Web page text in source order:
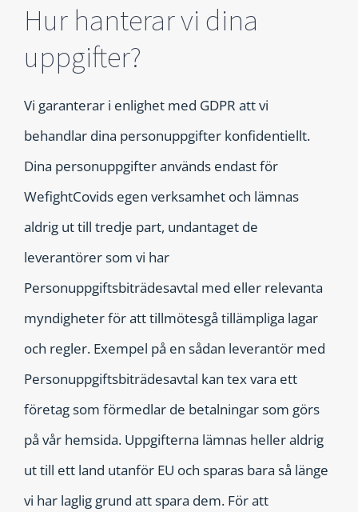
Hur hanterar vi dina
uppgifter?
Vi garanterar i enlighet med GDPR att vi
behandlar dina personuppgifter konfidentiellt.
Dina personuppgifter används endast för
WefightCovids egen verksamhet och lämnas
aldrig ut till tredje part, undantaget de
leverantörer som vi har
Personuppgiftsbiträdesavtal med eller relevanta
myndigheter för att tillmötesgå tillämpliga lagar
och regler. Exempel på en sådan leverantör med
Personuppgiftsbiträdesavtal kan tex vara ett
företag som förmedlar de betalningar som görs
på vår hemsida. Uppgifterna lämnas heller aldrig
ut till ett land utanför EU och sparas bara så länge
vi har laglig grund att spara dem. För att